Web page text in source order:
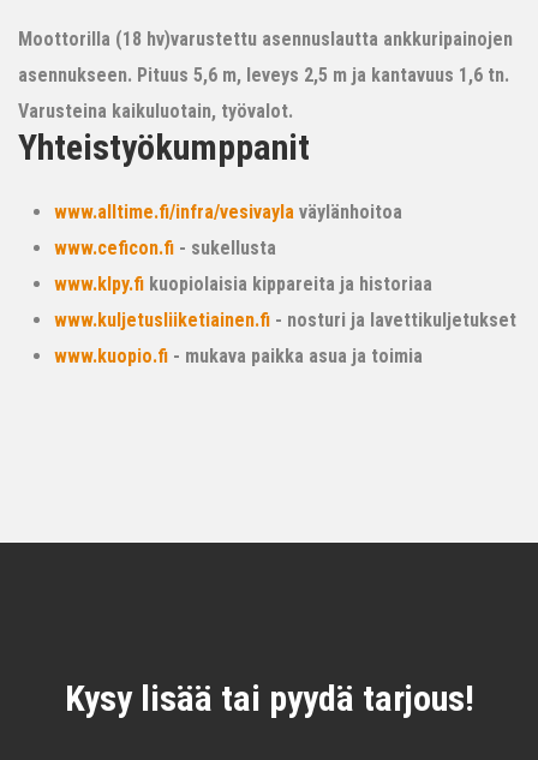
Moottorilla (18 hv)varustettu asennuslautta ankkuripainojen
asennukseen. Pituus 5,6 m, leveys 2,5 m ja kantavuus 1,6 tn.
Varusteina kaikuluotain, työvalot.
Yhteistyökumppanit
www.alltime.fi/infra/vesivayla väylänhoitoa
www.ceficon.fi - sukellusta
www.klpy.fi kuopiolaisia kippareita ja historiaa
www.kuljetusliiketiainen.fi - nosturi ja lavettikuljetukset
www.kuopio.fi - mukava paikka asua ja toimia
Kysy lisää tai pyydä tarjous!